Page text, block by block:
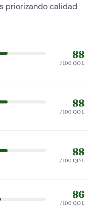
priorizando calidad
88
/100 QOL
88
/100 QOL
88
/100 QOL
86
/100 QOL